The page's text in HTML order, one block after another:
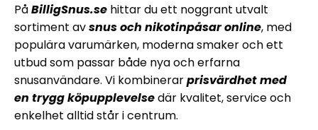
PåBilligSnus.sehittar du ett noggrant utvalt
sortiment avsnus och nikotinpåsar online, med
populära varumärken, moderna smaker och ett
utbud som passar både nya och erfarna
snusanvändare. Vi kombinerarprisvärdhet med
en trygg köpupplevelsedär kvalitet, service och
enkelhet alltid står i centrum.